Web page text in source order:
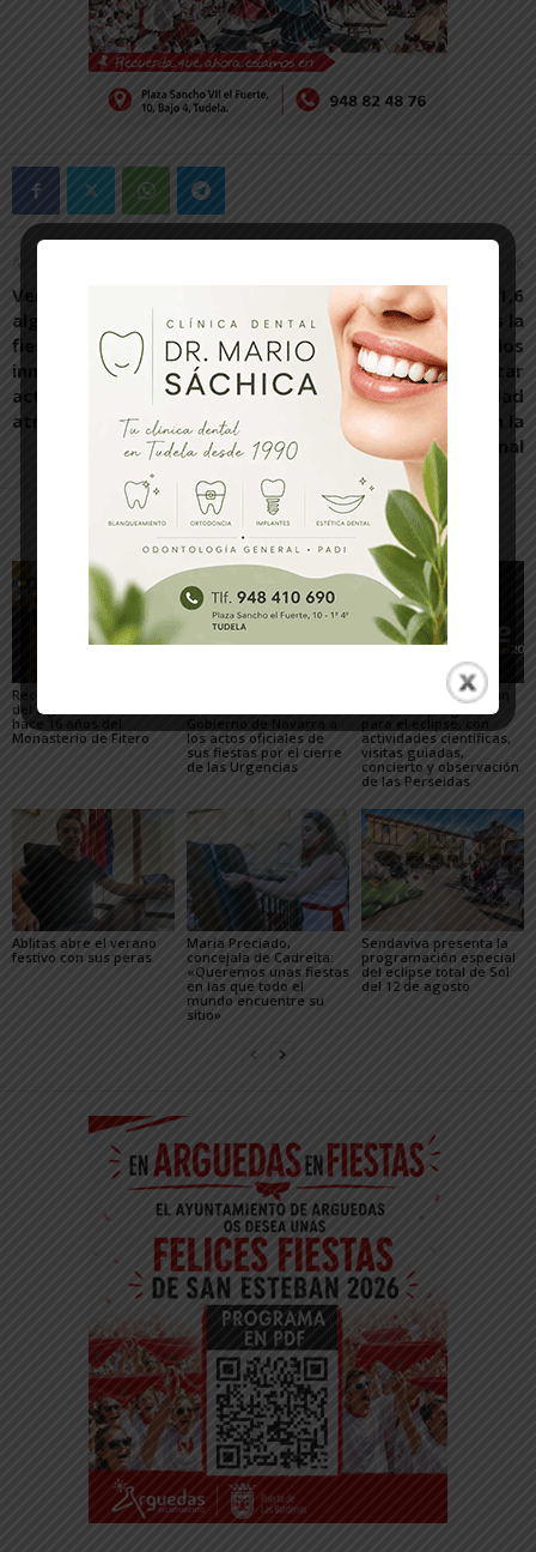
Artículo anterior
Verónica Gormedino: «Si
algo tienen de bonito las
fiestas es la posibilidad de
innovar e incluir
actividades cada vez más
atractivas»
Artículo siguiente
Transportes licita por 1,6
millones de euros la
redacción de los
proyectos para conectar
la Línea de Alta Velocidad
Castejón-Pamplona con la
red convencional
Artículos relacionados Más del autor
Recuperado un relieve
del siglo XVI robado
hace 16 años del
Monasterio de Fitero
Gobierno de Navarra a
los actos oficiales de
sus fiestas por el cierre
de las Urgencias
Arguedas presenta un
completo programa
para el eclipse, con
actividades científicas,
visitas guiadas,
concierto y observación
de las Perseidas
Ablitas abre el verano
festivo con sus peras
María Preciado,
concejala de Cadreita:
«Queremos unas fiestas
en las que todo el
mundo encuentre su
sitio»
Sendaviva presenta la
programación especial
del eclipse total de Sol
del 12 de agosto